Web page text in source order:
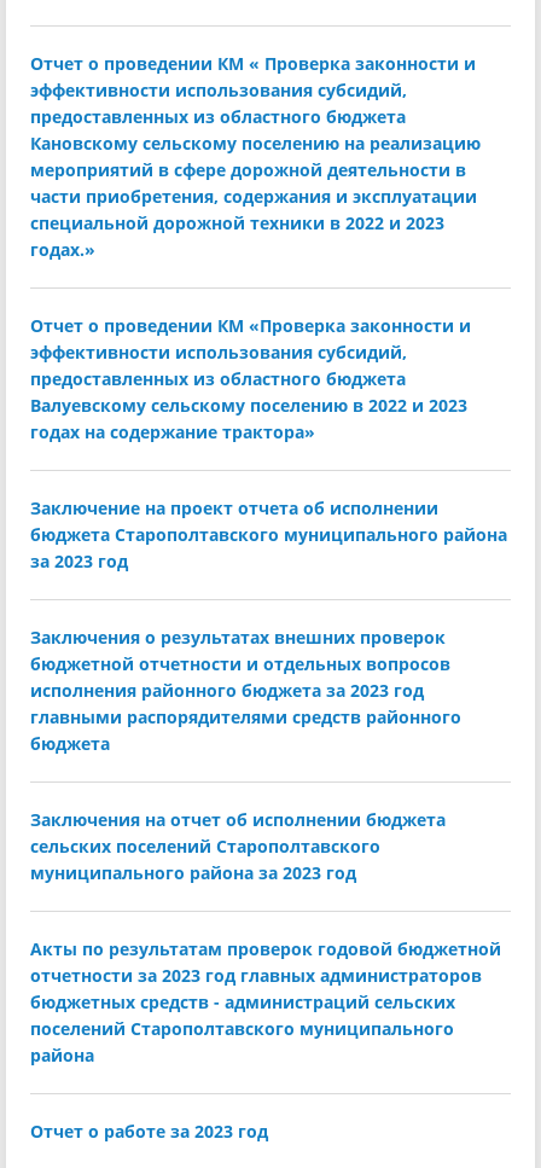
Отчет о проведении КМ « Проверка законности и
эффективности использования субсидий,
предоставленных из областного бюджета
Кановскому сельскому поселению на реализацию
мероприятий в сфере дорожной деятельности в
части приобретения, содержания и эксплуатации
специальной дорожной техники в 2022 и 2023
годах.»
Отчет о проведении КМ «Проверка законности и
эффективности использования субсидий,
предоставленных из областного бюджета
Валуевскому сельскому поселению в 2022 и 2023
годах на содержание трактора»
Заключение на проект отчета об исполнении
бюджета Старополтавского муниципального района
за 2023 год
Заключения о результатах внешних проверок
бюджетной отчетности и отдельных вопросов
исполнения районного бюджета за 2023 год
главными распорядителями средств районного
бюджета
Заключения на отчет об исполнении бюджета
сельских поселений Старополтавского
муниципального района за 2023 год
Акты по результатам проверок годовой бюджетной
отчетности за 2023 год главных администраторов
бюджетных средств - администраций сельских
поселений Старополтавского муниципального
района
Отчет о работе за 2023 год